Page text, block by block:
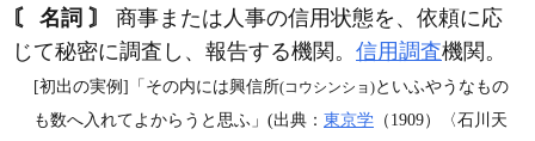
〘 名詞 〙
商事または人事の信用状態を、依頼に応
じて秘密に調査し、報告する機関。 信用調査機関。
[初出の実例]「その内には興信所(コウシンショ)といふやうなもの
も数へ入れてよからうと思ふ」(出典： 東京学 （1909）〈石川天